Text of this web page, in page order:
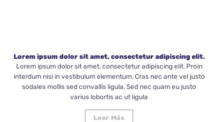
Lorem ipsum dolor sit amet, consectetur adipiscing elit.
Lorem ipsum dolor sit amet, consectetur adipiscing elit. Proin
interdum nisi in vestibulum elementum. Cras nec ante vel justo
sodales mollis sed convallis ligula. Sed nec quam eu justo
varius lobortis ac ut ligula
Leer Más